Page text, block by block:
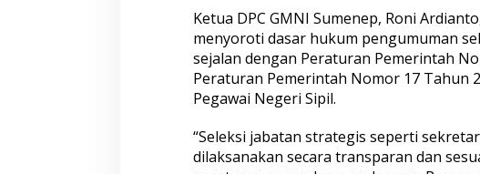
Ketua DPC GMNI Sumenep, Roni
menyoroti dasar hukum pengumuman
sejalan dengan Peraturan Pemerintah
Peraturan Pemerintah Nomor 17 Tahun
Pegawai Negeri Sipil.
“Seleksi jabatan strategis seperti
dilaksanakan secara transparan dan